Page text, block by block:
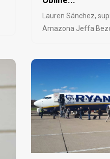
Lauren Sánchez,
Amazona Jeffa